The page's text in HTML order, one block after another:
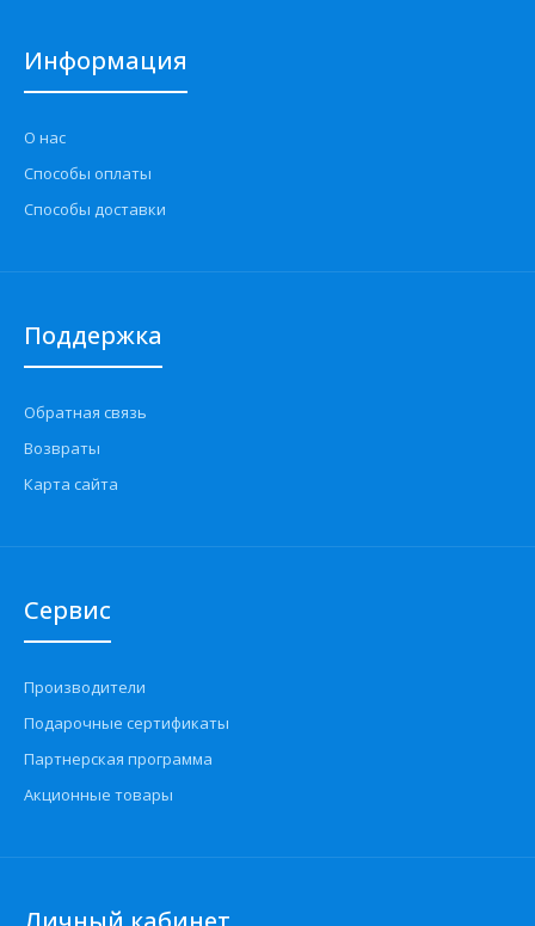
Информация
О нас
Способы оплаты
Способы доставки
Поддержка
Обратная связь
Возвраты
Карта сайта
Сервис
Производители
Подарочные сертификаты
Партнерская программа
Акционные товары